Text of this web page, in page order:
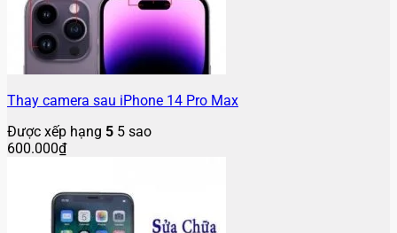
Thay camera sau iPhone 14 Pro Max
Được xếp hạng 5 5 sao
600.000₫